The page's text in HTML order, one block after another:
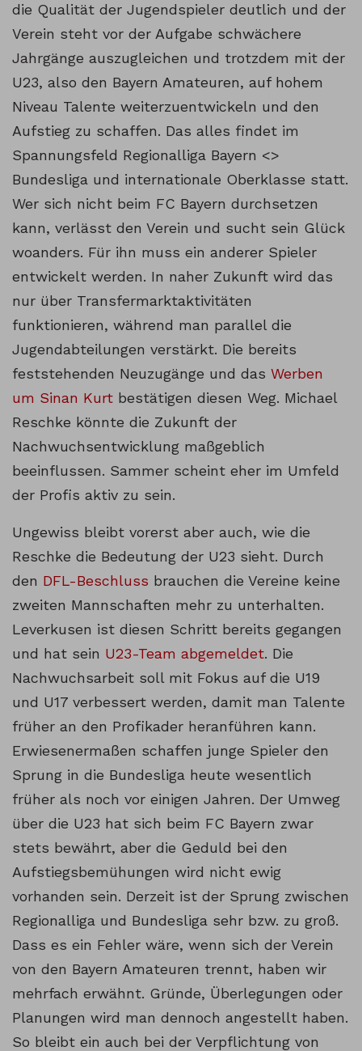
die Qualität der Jugendspieler deutlich und der
Verein steht vor der Aufgabe schwächere
Jahrgänge auszugleichen und trotzdem mit der
U23, also den Bayern Amateuren, auf hohem
Niveau Talente weiterzuentwickeln und den
Aufstieg zu schaffen. Das alles findet im
Spannungsfeld Regionalliga Bayern <>
Bundesliga und internationale Oberklasse statt.
Wer sich nicht beim FC Bayern durchsetzen
kann, verlässt den Verein und sucht sein Glück
woanders. Für ihn muss ein anderer Spieler
entwickelt werden. In naher Zukunft wird das
nur über Transfermarktaktivitäten
funktionieren, während man parallel die
Jugendabteilungen verstärkt. Die bereits
feststehenden Neuzugänge und das Werben
um Sinan Kurt bestätigen diesen Weg. Michael
Reschke könnte die Zukunft der
Nachwuchsentwicklung maßgeblich
beeinflussen. Sammer scheint eher im Umfeld
der Profis aktiv zu sein.
Ungewiss bleibt vorerst aber auch, wie die
Reschke die Bedeutung der U23 sieht. Durch
den DFL-Beschluss brauchen die Vereine keine
zweiten Mannschaften mehr zu unterhalten.
Leverkusen ist diesen Schritt bereits gegangen
und hat sein U23-Team abgemeldet. Die
Nachwuchsarbeit soll mit Fokus auf die U19
und U17 verbessert werden, damit man Talente
früher an den Profikader heranführen kann.
Erwiesenermaßen schaffen junge Spieler den
Sprung in die Bundesliga heute wesentlich
früher als noch vor einigen Jahren. Der Umweg
über die U23 hat sich beim FC Bayern zwar
stets bewährt, aber die Geduld bei den
Aufstiegsbemühungen wird nicht ewig
vorhanden sein. Derzeit ist der Sprung zwischen
Regionalliga und Bundesliga sehr bzw. zu groß.
Dass es ein Fehler wäre, wenn sich der Verein
von den Bayern Amateuren trennt, haben wir
mehrfach erwähnt. Gründe, Überlegungen oder
Planungen wird man dennoch angestellt haben.
So bleibt ein auch bei der Verpflichtung von